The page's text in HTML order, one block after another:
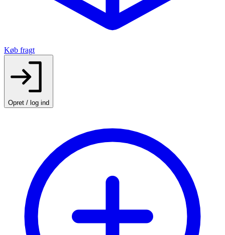
Køb fragt
Opret / log ind